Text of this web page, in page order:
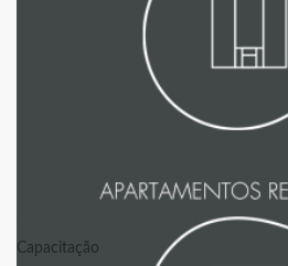
Capacitação